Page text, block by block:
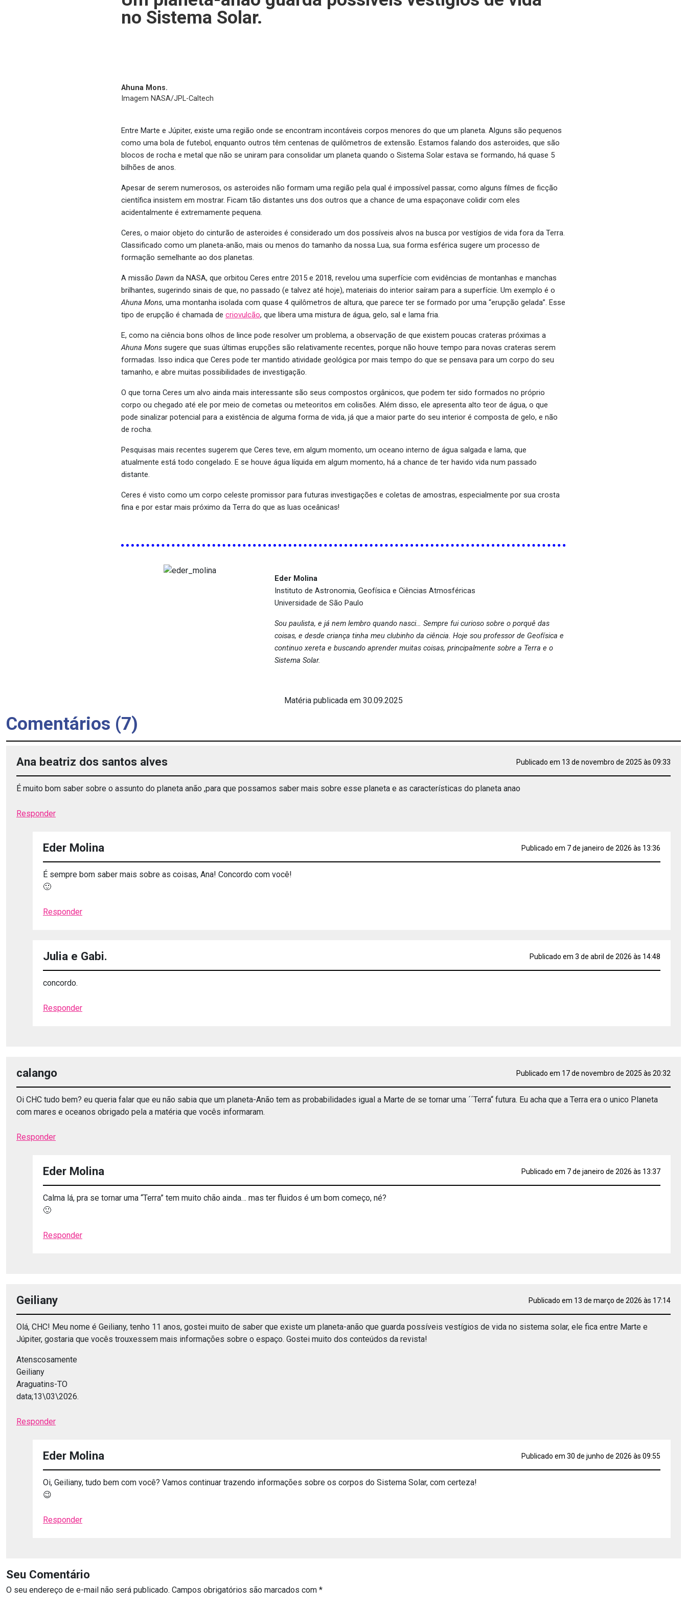
no Sistema Solar.
Ahuna Mons.
Imagem NASA/JPL-Caltech
Entre Marte e Júpiter, existe uma região onde se encontram incontáveis corpos menores do que um planeta. Alguns são pequenos
como uma bola de futebol, enquanto outros têm centenas de quilômetros de extensão. Estamos falando dos asteroides, que são
blocos de rocha e metal que não se uniram para consolidar um planeta quando o Sistema Solar estava se formando, há quase 5
bilhões de anos.
Apesar de serem numerosos, os asteroides não formam uma região pela qual é impossível passar, como alguns filmes de ficção
científica insistem em mostrar. Ficam tão distantes uns dos outros que a chance de uma espaçonave colidir com eles
acidentalmente é extremamente pequena.
Ceres, o maior objeto do cinturão de asteroides é considerado um dos possíveis alvos na busca por vestígios de vida fora da Terra.
Classificado como um planeta-anão, mais ou menos do tamanho da nossa Lua, sua forma esférica sugere um processo de
formação semelhante ao dos planetas.
A missão Dawn da NASA, que orbitou Ceres entre 2015 e 2018, revelou uma superfície com evidências de montanhas e manchas
brilhantes, sugerindo sinais de que, no passado (e talvez até hoje), materiais do interior saíram para a superfície. Um exemplo é o
Ahuna Mons, uma montanha isolada com quase 4 quilômetros de altura, que parece ter se formado por uma “erupção gelada”. Esse
tipo de erupção é chamada de criovulcão, que libera uma mistura de água, gelo, sal e lama fria.
E, como na ciência bons olhos de lince pode resolver um problema, a observação de que existem poucas crateras próximas a
Ahuna Mons sugere que suas últimas erupções são relativamente recentes, porque não houve tempo para novas crateras serem
formadas. Isso indica que Ceres pode ter mantido atividade geológica por mais tempo do que se pensava para um corpo do seu
tamanho, e abre muitas possibilidades de investigação.
O que torna Ceres um alvo ainda mais interessante são seus compostos orgânicos, que podem ter sido formados no próprio
corpo ou chegado até ele por meio de cometas ou meteoritos em colisões. Além disso, ele apresenta alto teor de água, o que
pode sinalizar potencial para a existência de alguma forma de vida, já que a maior parte do seu interior é composta de gelo, e não
de rocha.
Pesquisas mais recentes sugerem que Ceres teve, em algum momento, um oceano interno de água salgada e lama, que
atualmente está todo congelado. E se houve água líquida em algum momento, há a chance de ter havido vida num passado
distante.
Ceres é visto como um corpo celeste promissor para futuras investigações e coletas de amostras, especialmente por sua crosta
fina e por estar mais próximo da Terra do que as luas oceânicas!
Eder Molina
Instituto de Astronomia, Geofísica e Ciências Atmosféricas
Universidade de São Paulo
Sou paulista, e já nem lembro quando nasci… Sempre fui curioso sobre o porquê das
coisas, e desde criança tinha meu clubinho da ciência. Hoje sou professor de Geofísica e
continuo xereta e buscando aprender muitas coisas, principalmente sobre a Terra e o
Sistema Solar.
Matéria publicada em 30.09.2025
Comentários (7)
Ana beatriz dos santos alves Publicado em 13 de novembro de 2025 às 09:33
É muito bom saber sobre o assunto do planeta anão ,para que possamos saber mais sobre esse planeta e as características do planeta anao
Responder
Eder Molina Publicado em 7 de janeiro de 2026 às 13:36
É sempre bom saber mais sobre as coisas, Ana! Concordo com você!
🙂
Responder
Julia e Gabi. Publicado em 3 de abril de 2026 às 14:48
concordo.
Responder
calango Publicado em 17 de novembro de 2025 às 20:32
Oi CHC tudo bem? eu queria falar que eu não sabia que um planeta-Anão tem as probabilidades igual a Marte de se tornar uma ´´Terra“ futura. Eu acha que a Terra era o unico Planeta
com mares e oceanos obrigado pela a matéria que vocês informaram.
Responder
Eder Molina Publicado em 7 de janeiro de 2026 às 13:37
Calma lá, pra se tornar uma “Terra” tem muito chão ainda… mas ter fluidos é um bom começo, né?
🙂
Responder
Geiliany Publicado em 13 de março de 2026 às 17:14
Olá, CHC! Meu nome é Geiliany, tenho 11 anos, gostei muito de saber que existe um planeta-anão que guarda possíveis vestígios de vida no sistema solar, ele fica entre Marte e
Júpiter, gostaria que vocês trouxessem mais informações sobre o espaço. Gostei muito dos conteúdos da revista!
Atenscosamente
Geiliany
Araguatins-TO
data;13\03\2026.
Responder
Eder Molina Publicado em 30 de junho de 2026 às 09:55
Oi, Geiliany, tudo bem com você? Vamos continuar trazendo informações sobre os corpos do Sistema Solar, com certeza!
😉
Responder
Seu Comentário
O seu endereço de e-mail não será publicado. Campos obrigatórios são marcados com *